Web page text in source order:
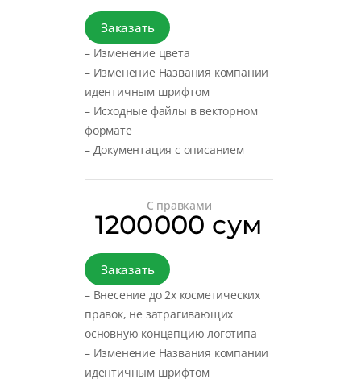
Заказать
– Изменение цвета
– Изменение Названия компании
идентичным шрифтом
– Исходные файлы в векторном
формате
– Документация с описанием
С правками
1200000 сум
Заказать
– Внесение до 2х косметических
правок, не затрагивающих
основную концепцию логотипа
– Изменение Названия компании
идентичным шрифтом